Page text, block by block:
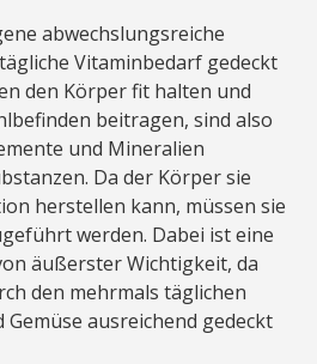
abwechslungsreiche
Vitaminbedarf gedeckt
den Körper fit halten und
beitragen, sind also
und Mineralien
Da der Körper sie
herstellen kann, müssen sie
werden. Dabei ist eine
äußerster Wichtigkeit, da
den mehrmals täglichen
ausreichend gedeckt